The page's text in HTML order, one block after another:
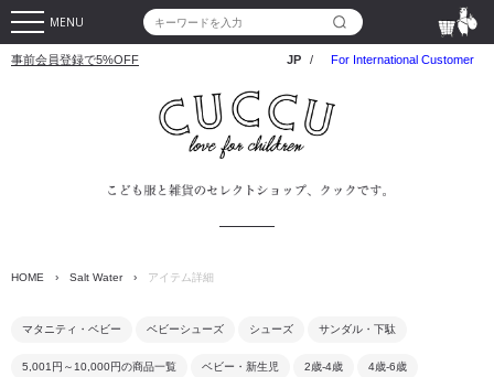
MENU
事前会員登録で5%OFF JP / For International Customer
HOME › Salt Water › アイテム詳細
マタニティ・ベビー ベビーシューズ シューズ サンダル・下駄
5,001円～10,000円の商品一覧 ベビー・新生児 2歳-4歳 4歳-6歳